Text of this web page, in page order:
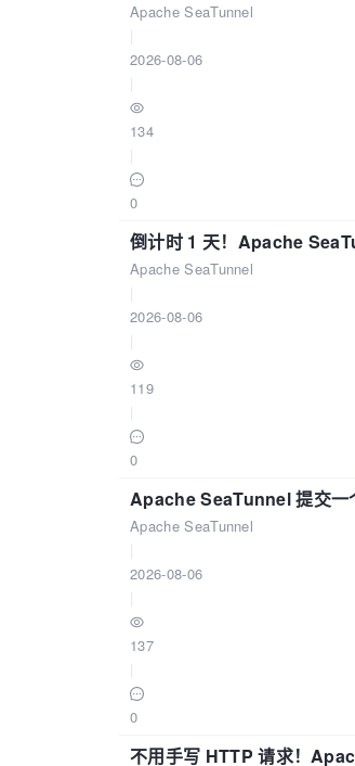
Apache SeaTunnel
2026-08-06
134
0
倒计时 1 天！Apache
Apache SeaTunnel
2026-08-06
119
0
Apache SeaTunnel 提交一
Apache SeaTunnel
2026-08-06
137
0
不用手写 HTTP 请求！